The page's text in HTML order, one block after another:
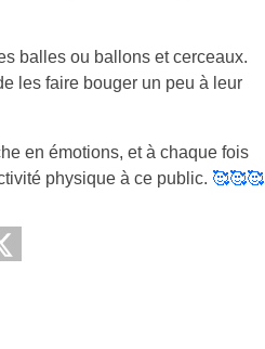
balles ou ballons et cerceaux.
les faire bouger un peu à leur
en émotions, et à chaque fois
physique à ce public. 🥰🥰🥰